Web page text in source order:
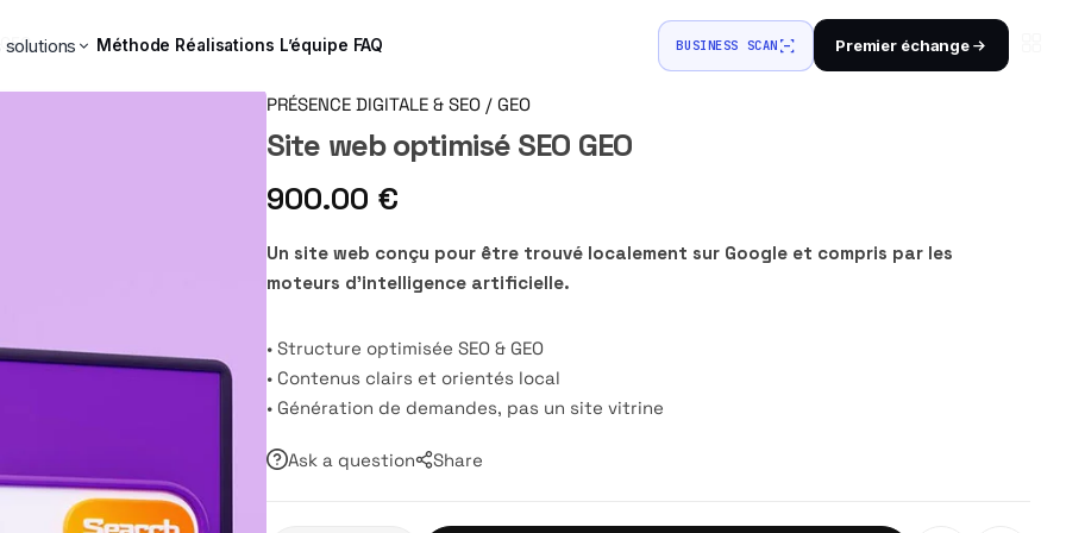
solutions Méthode Réalisations L’équipe FAQ BUSINESS SCAN Premier échange
PRÉSENCE DIGITALE & SEO / GEO
Site web optimisé SEO GEO
900.00 €
Un site web conçu pour être trouvé localement sur Google et compris par les
moteurs d’intelligence artificielle.
• Structure optimisée SEO & GEO
• Contenus clairs et orientés local
• Génération de demandes, pas un site vitrine
Ask a question Share